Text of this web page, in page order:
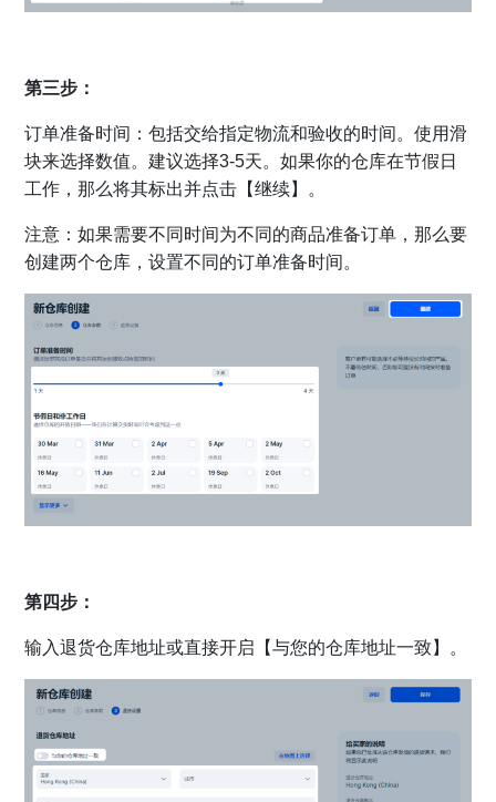
第三步：
订单准备时间：包括交给指定物流和验收的时间。使用滑
块来选择数值。建议选择3-5天。如果你的仓库在节假日
工作，那么将其标出并点击【继续】。
注意：如果需要不同时间为不同的商品准备订单，那么要
创建两个仓库，设置不同的订单准备时间。
第四步：
输入退货仓库地址或直接开启【与您的仓库地址一致】。